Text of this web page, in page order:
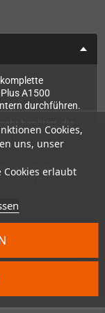
Cookies,
uns, unser
erlaubt
A1500
durchführen.
benötigt, die
ein normales
Erweiterung,
noch zwei